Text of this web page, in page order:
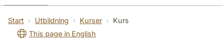
SOL-husen Kontakt Institutionen
översättning till svenska
Start Utbildning Kurser
Kurs
This page in English